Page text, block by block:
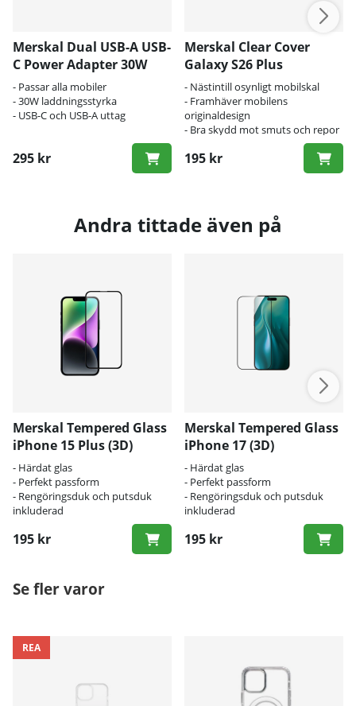
Merskal Dual USB-A USB-
C Power Adapter 30W
- Passar alla mobiler
- 30W laddningsstyrka
- USB-C och USB-A uttag
295 kr
Merskal Clear Cover
Galaxy S26 Plus
- Nästintill osynligt mobilskal
- Framhäver mobilens
originaldesign
- Bra skydd mot smuts och repor
195 kr
Andra tittade även på
Merskal Tempered Glass
iPhone 15 Plus (3D)
- Härdat glas
- Perfekt passform
- Rengöringsduk och putsduk
inkluderad
195 kr
Merskal Tempered Glass
iPhone 17 (3D)
- Härdat glas
- Perfekt passform
- Rengöringsduk och putsduk
inkluderad
195 kr
Se fler varor
REA